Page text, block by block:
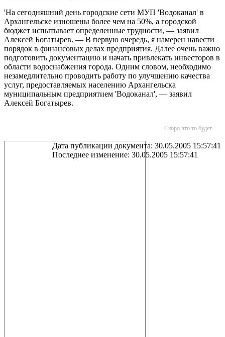
'На сегодняшний день городские сети МУП 'Водоканал' в
Архангельске изношены более чем на 50%, а городской
бюджет испытывает определенные трудности, — заявил
Алексей Богатырев. — В первую очередь, я намерен навести
порядок в финансовых делах предприятия. Далее очень важно
подготовить документацию и начать привлекать инвесторов в
области водоснабжения города. Одним словом, необходимо
незамедлительно проводить работу по улучшению качества
услуг, предоставляемых населению Архангельска
муниципальным предприятием 'Водоканал', — заявил
Алексей Богатырев.
Скоро что то будет...
Дата публикации документа: 30.05.2005 15:57:41
Последнее изменение: 30.05.2005 15:57:41